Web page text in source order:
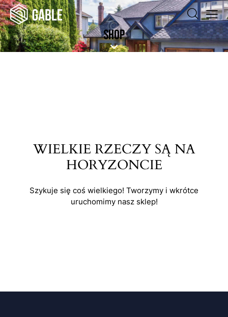
SHOP
WIELKIE RZECZY SĄ NA
HORYZONCIE
Szykuje się coś wielkiego! Tworzymy i wkrótce
uruchomimy nasz sklep!